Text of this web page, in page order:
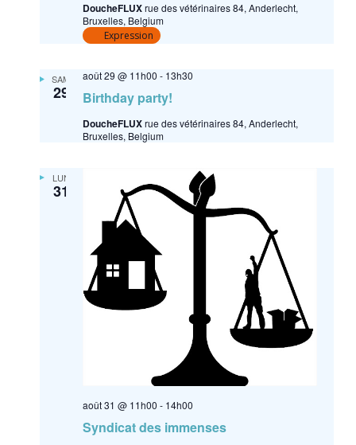
DoucheFLUXrue des vétérinaires 84, Anderlecht,
Bruxelles, Belgium
Expression
SAM
29 Birthday party!
août 29 @ 11h00 - 13h30
DoucheFLUXrue des vétérinaires 84, Anderlecht,
Bruxelles, Belgium
LUN
31
Syndicat des immenses
août 31 @ 11h00 - 14h00